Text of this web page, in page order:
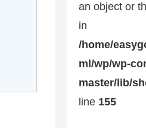
an object or
in
/home/
ml/wp/wp-
master/lib/
line 155